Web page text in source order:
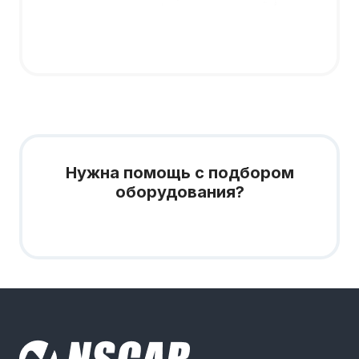
Нужна помощь с подбором
оборудования?